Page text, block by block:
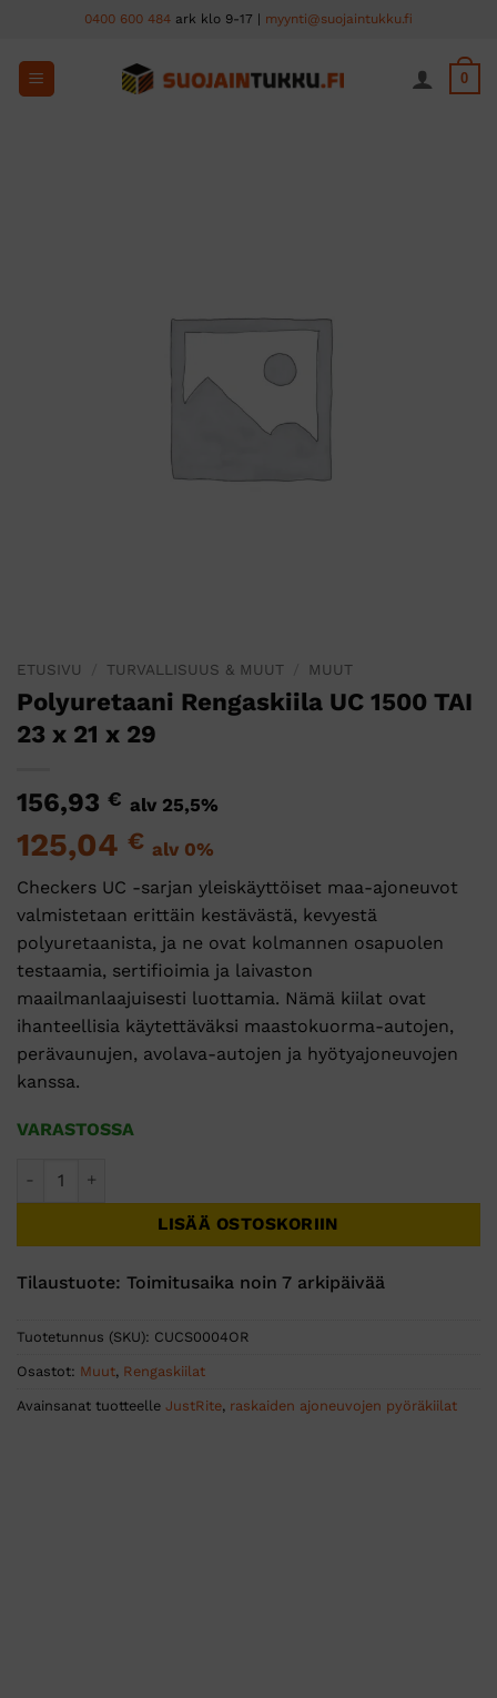
content
0400 600 484 ark klo 9-17 | myynti@suojaintukku.fi
0
ETUSIVU TURVALLISUUS & MUUT MUUT
Polyuretaani Rengaskiila UC 1500 TAI
23 x 21 x 29
156,93 € alv 25,5%
125,04 € alv 0%
Checkers UC -sarjan yleiskäyttöiset maa-ajoneuvot
valmistetaan erittäin kestävästä, kevyestä
polyuretaanista, ja ne ovat kolmannen osapuolen
testaamia, sertifioimia ja laivaston
maailmanlaajuisesti luottamia. Nämä kiilat ovat
ihanteellisia käytettäväksi maastokuorma-autojen,
perävaunujen, avolava-autojen ja hyötyajoneuvojen
kanssa.
VARASTOSSA
LISÄÄ OSTOSKORIIN
Tilaustuote: Toimitusaika noin 7 arkipäivää
Tuotetunnus (SKU): CUCS0004OR
Osastot: Muut, Rengaskiilat
Avainsanat tuotteelle JustRite, raskaiden ajoneuvojen pyöräkiilat